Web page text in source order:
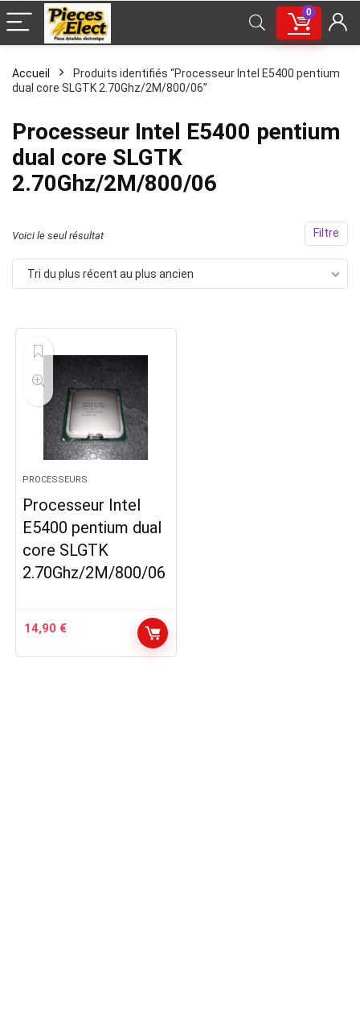
0
Accueil
Produits identifiés “Processeur Intel E5400 pentium
dual core SLGTK 2.70Ghz/2M/800/06”
Processeur Intel E5400 pentium
dual core SLGTK
2.70Ghz/2M/800/06
Filtre
Voici le seul résultat
Tri du plus récent au plus ancien
PROCESSEURS
Processeur Intel
E5400 pentium dual
core SLGTK
2.70Ghz/2M/800/06
14,90 €